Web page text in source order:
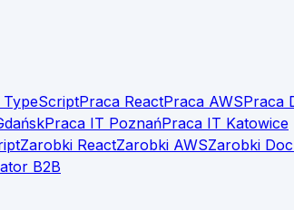
TypeScriptPraca ReactPraca AWSPraca
Praca IT PoznańPraca IT Katowice
Zarobki ReactZarobki AWSZarobki
B2B